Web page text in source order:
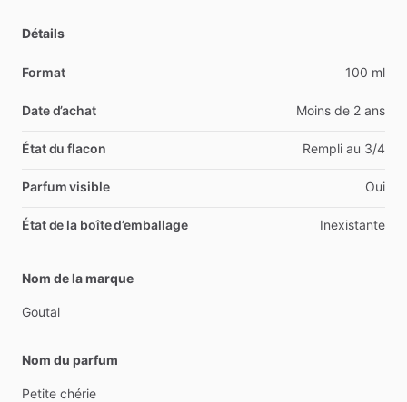
Détails
Format 100 ml
Date d’achat Moins de 2 ans
État du flacon Rempli au 3/4
Parfum visible Oui
État de la boîte d’emballage Inexistante
Nom de la marque
Goutal
Nom du parfum
Petite chérie